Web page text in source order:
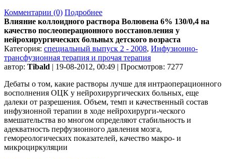
Комментарии (0) Подробнее
Влияние коллоидного раствора Волювена 6% 130/0,4 на
качество послеоперационного восстановления у
нейрохирургических больных детского возраста
Категория: специальный выпуск 2 - 2008, Инфузионно-
трансфузионная терапия и прочая терапия
автор: Tibald | 19-08-2012, 00:49 | Просмотров: 7277
Дебаты о том, какие растворы лучше для интраоперационного
восполнения ОЦК у нейрохирургических больных, еще
далеки от разрешения. Объем, темп и качественный состав
инфузионной терапии в ходе нейрохирурги-ческого
вмешательства во многом определяют стабильность и
адекватность перфузионного давления мозга,
гемореологических показателей, качество макро- и
микроциркуляции